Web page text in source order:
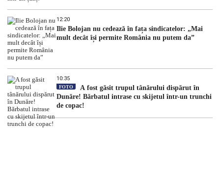
12:20
Ilie Bolojan nu cedează în fața sindicatelor: „Mai
mult decât își permite România nu putem da”
10:35
FOTO
A fost găsit trupul tânărului dispărut în
Dunăre! Bărbatul intrase cu skijetul într-un trunchi
de copac!